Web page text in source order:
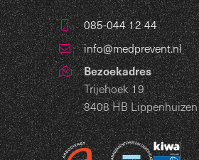
085-044 12 44
info@medprevent.nl
Bezoekadres
Trijehoek 19
8408 HB Lippenhuizen